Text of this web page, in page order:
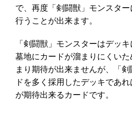
で、再度「剣闘獣」モンスタ
行うことが出来ます。
「剣闘獣」モンスターはデッキ
墓地にカードが溜まりにくい
まり期待が出来ませんが、「
ドを多く採用したデッキであ
が期待出来るカードです。